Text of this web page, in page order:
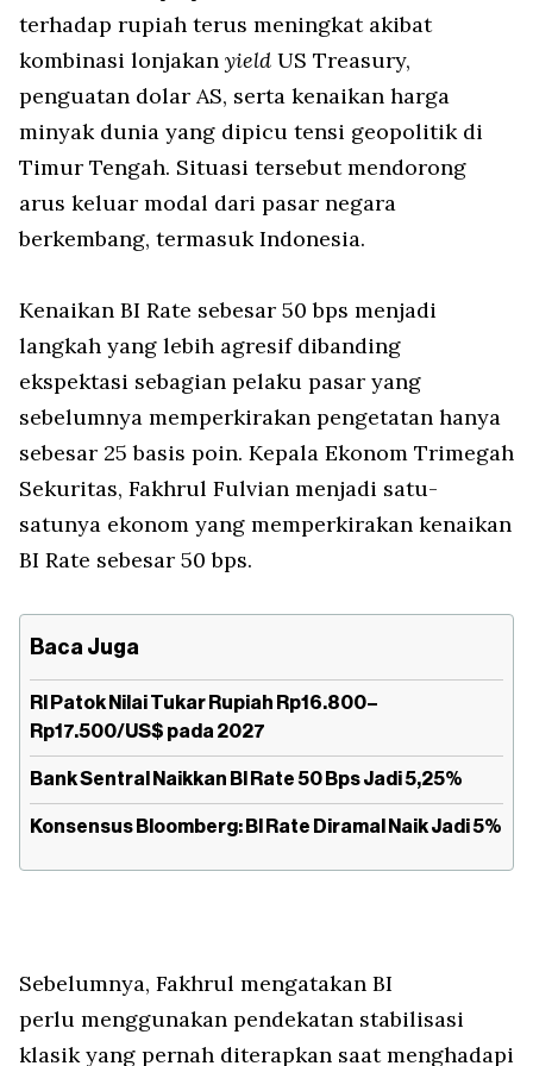
terhadap rupiah terus meningkat akibat
kombinasi lonjakan yield US Treasury,
penguatan dolar AS, serta kenaikan harga
minyak dunia yang dipicu tensi geopolitik di
Timur Tengah. Situasi tersebut mendorong
arus keluar modal dari pasar negara
berkembang, termasuk Indonesia.
Kenaikan BI Rate sebesar 50 bps menjadi
langkah yang lebih agresif dibanding
ekspektasi sebagian pelaku pasar yang
sebelumnya memperkirakan pengetatan hanya
sebesar 25 basis poin. Kepala Ekonom Trimegah
Sekuritas, Fakhrul Fulvian menjadi satu-
satunya ekonom yang memperkirakan kenaikan
BI Rate sebesar 50 bps.
Baca Juga
RI Patok Nilai Tukar Rupiah Rp16.800–
Rp17.500/US$ pada 2027
Bank Sentral Naikkan BI Rate 50 Bps Jadi 5,25%
Konsensus Bloomberg: BI Rate Diramal Naik Jadi 5%
Sebelumnya, Fakhrul mengatakan BI
perlu menggunakan pendekatan stabilisasi
klasik yang pernah diterapkan saat menghadapi